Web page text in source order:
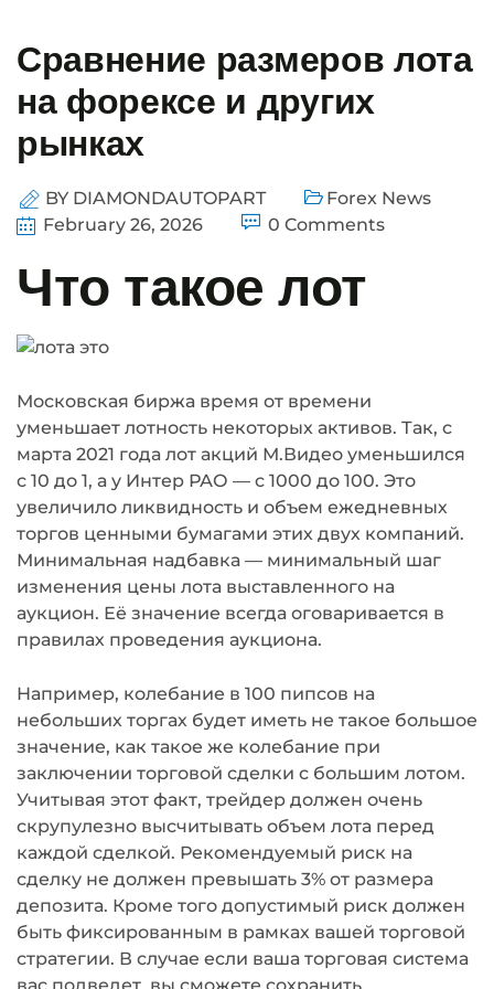
Сравнение размеров лота
на форексе и других
рынках
BY DIAMONDAUTOPART
Forex News
February 26, 2026
0 Comments
Что такое лот
Московская биржа время от времени
уменьшает лотность некоторых активов. Так, с
марта 2021 года лот акций М.Видео уменьшился
с 10 до 1, а у Интер РАО — с 1000 до 100. Это
увеличило ликвидность и объем ежедневных
торгов ценными бумагами этих двух компаний.
Минимальная надбавка — минимальный шаг
изменения цены лота выставленного на
аукцион. Её значение всегда оговаривается в
правилах проведения аукциона.
Например, колебание в 100 пипсов на
небольших торгах будет иметь не такое большое
значение, как такое же колебание при
заключении торговой сделки с большим лотом.
Учитывая этот факт, трейдер должен очень
скрупулезно высчитывать объем лота перед
каждой сделкой. Рекомендуемый риск на
сделку не должен превышать 3% от размера
депозита. Кроме того допустимый риск должен
быть фиксированным в рамках вашей торговой
стратегии. В случае если ваша торговая система